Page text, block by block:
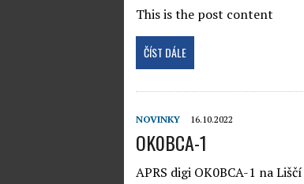
This is the post content
ČÍST DÁLE
NOVINKY 16.10.2022
OK0BCA-1
APRS digi OK0BCA-1 na